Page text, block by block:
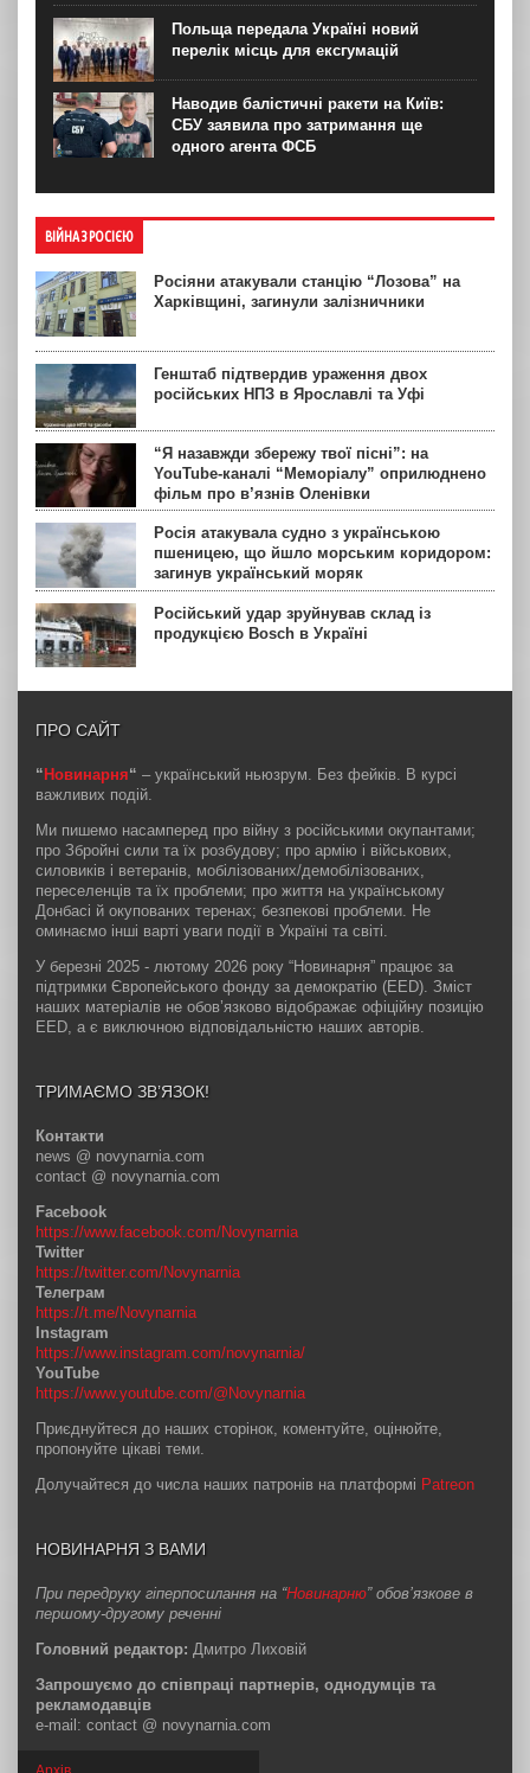
Польща передала Україні новий
перелік місць для ексгумацій
Наводив балістичні ракети на Київ:
СБУ заявила про затримання ще
одного агента ФСБ
ВІЙНА З РОСІЄЮ
Росіяни атакували станцію “Лозова” на
Харківщині, загинули залізничники
Генштаб підтвердив ураження двох
російських НПЗ в Ярославлі та Уфі
“Я назавжди збережу твої пісні”: на
YouTube-каналі “Меморіалу” оприлюднено
фільм про в’язнів Оленівки
Росія атакувала судно з українською
пшеницею, що йшло морським коридором:
загинув український моряк
Російський удар зруйнував склад із
продукцією Bosch в Україні
ПРО САЙТ
“Новинарня“ – український ньюзрум. Без фейків. В курсі
важливих подій.
Ми пишемо насамперед про війну з російськими окупантами;
про Збройні сили та їх розбудову; про армію і військових,
силовиків і ветеранів, мобілізованих/демобілізованих,
переселенців та їх проблеми; про життя на українському
Донбасі й окупованих теренах; безпекові проблеми. Не
оминаємо інші варті уваги події в Україні та світі.
У березні 2025 - лютому 2026 року “Новинарня” працює за
підтримки Європейського фонду за демократію (EED). Зміст
наших матеріалів не обов’язково відображає офіційну позицію
EED, а є виключною відповідальністю наших авторів.
ТРИМАЄМО ЗВ’ЯЗОК!
Контакти
news @ novynarnia.com
contact @ novynarnia.com
Facebook
https://www.facebook.com/Novynarnia
Twitter
https://twitter.com/Novynarnia
Телеграм
https://t.me/Novynarnia
Instagram
https://www.instagram.com/novynarnia/
YouTube
https://www.youtube.com/@Novynarnia
Приєднуйтеся до наших сторінок, коментуйте, оцінюйте,
пропонуйте цікаві теми.
Долучайтеся до числа наших патронів на платформі Patreon
НОВИНАРНЯ З ВАМИ
При передруку гіперпосилання на “Новинарню” обов’язкове в
першому-другому реченні
Головний редактор: Дмитро Лиховій
Запрошуємо до співпраці партнерів, однодумців та
рекламодавців
e-mail: contact @ novynarnia.com